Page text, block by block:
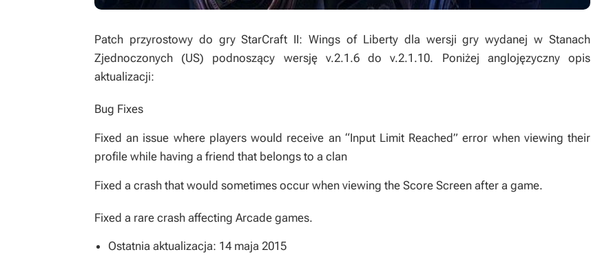
Patch przyrostowy do gry StarCraft II: Wings of Liberty dla wersji gry wydanej w Stanach
Zjednoczonych (US) podnoszący wersję v.2.1.6 do v.2.1.10. Poniżej anglojęzyczny opis
aktualizacji:
Bug Fixes
Fixed an issue where players would receive an “Input Limit Reached” error when viewing their
profile while having a friend that belongs to a clan
Fixed a crash that would sometimes occur when viewing the Score Screen after a game.
Fixed a rare crash affecting Arcade games.
Ostatnia aktualizacja: 14 maja 2015